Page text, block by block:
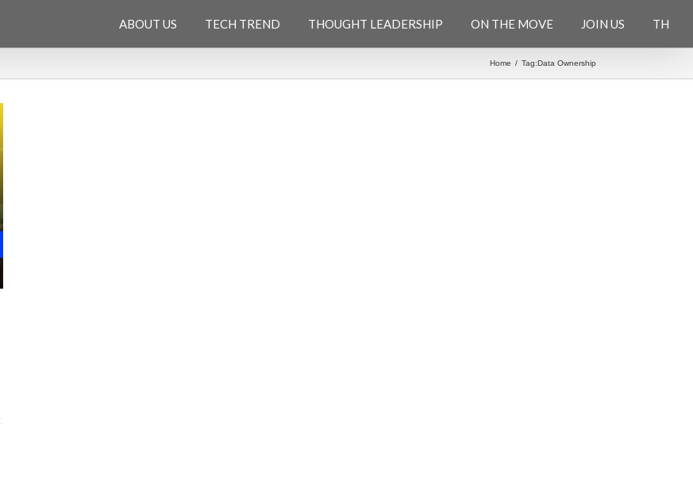
ABOUT US TECH TREND THOUGHT LEADERSHIP ON THE MOVE JOIN US TH
Home / Tag:Data Ownership